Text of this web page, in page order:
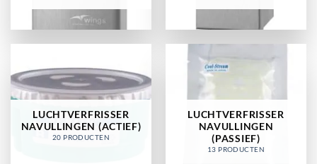
LUCHTVERFRISSER
NAVULLINGEN (ACTIEF)
20 PRODUCTEN
LUCHTVERFRISSER
NAVULLINGEN
(PASSIEF)
13 PRODUCTEN